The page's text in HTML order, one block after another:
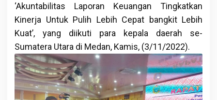
‘Akuntabilitas Laporan Keuangan Tingkatkan
Kinerja Untuk Pulih Lebih Cepat bangkit Lebih
Kuat’, yang diikuti para kepala daerah se-
Sumatera Utara di Medan, Kamis, (3/11/2022).